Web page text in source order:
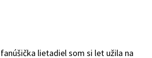
lietadiel som si let užila na